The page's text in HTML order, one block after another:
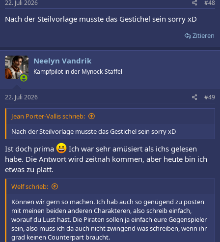
22. Juli 2026 #48
Nach der Steilvorlage musste das Gestichel sein sorry xD
Zitieren
Neelyn Vandrik
Kampfpilot in der Mynock-Staffel
22. Juli 2026 #49
Jean Porter-Vallis schrieb:
Nach der Steilvorlage musste das Gestichel sein sorry xD
Ist doch prima
Ich war sehr amüsiert als ichs gelesen
habe. Die Antwort wird zeitnah kommen, aber heute bin ich
etwas zu platt.
Welf schrieb:
Können wir gern so machen. Ich hab auch so genügend zu posten
mit meinen beiden anderen Charakteren, also schreib einfach,
worauf du Lust hast. Die Piraten sollen ja einfach eure Gegenspieler
sein, also muss ich da auch nicht zwingend was schreiben, wenn ihr
grad keinen Counterpart braucht.